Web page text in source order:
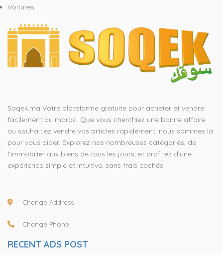
Voitures
Soqek.ma Votre plateforme gratuite pour acheter et vendre
facilement au maroc. Que vous cherchiez une bonne affaire
ou souhaitiez vendre vos articles rapidement, nous sommes là
pour vous aider. Explorez nos nombreuses catégories, de
l'immobilier aux biens de tous les jours, et profitez d'une
expérience simple et intuitive, sans frais cachés.
Change Address
Change Phone
RECENT ADS POST